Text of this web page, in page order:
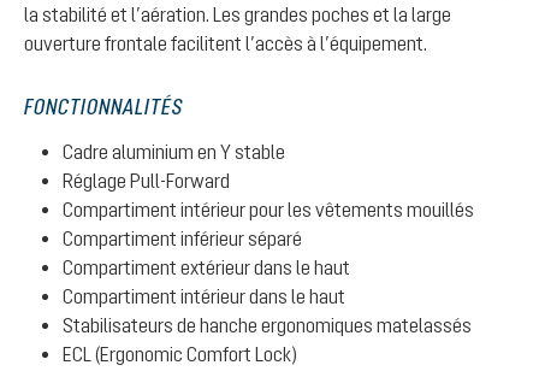
la stabilité et l’aération. Les grandes poches et la large
ouverture frontale facilitent l’accès à l’équipement.
FONCTIONNALITÉS
Cadre aluminium en Y stable
Réglage Pull-Forward
Compartiment intérieur pour les vêtements mouillés
Compartiment inférieur séparé
Compartiment extérieur dans le haut
Compartiment intérieur dans le haut
Stabilisateurs de hanche ergonomiques matelassés
ECL (Ergonomic Comfort Lock)